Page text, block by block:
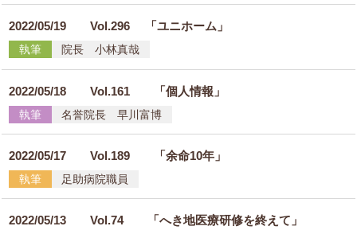
2022/05/19Vol.296 「ユニホーム」
執筆 院長 小林真哉
2022/05/18Vol.161 「個人情報」
執筆 名誉院長 早川富博
2022/05/17Vol.189 「余命10年」
執筆 足助病院職員
2022/05/13Vol.74 「へき地医療研修を終えて」